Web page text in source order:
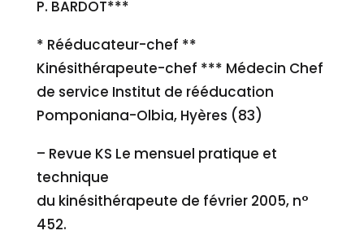
P. BARDOT***
* Rééducateur-chef **
Kinésithérapeute-chef *** Médecin Chef
de service Institut de rééducation
Pomponiana-Olbia, Hyères (83)
– Revue KS Le mensuel pratique et
technique
du kinésithérapeute de février 2005, n°
452.